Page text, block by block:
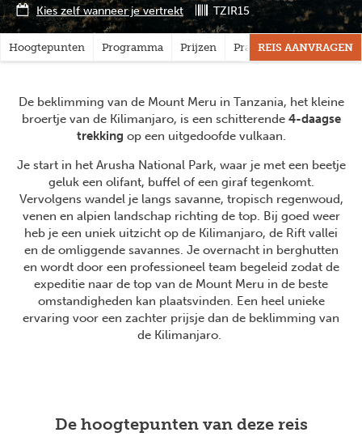
Kies zelf wanneer je vertrekt
TZIR15
Hoogtepunten Programma Prijzen Praktisch Vragen?
REIS AANVRAGEN
De beklimming van de Mount Meru in Tanzania, het kleine
broertje van de Kilimanjaro, is een schitterende 4-daagse
trekking op een uitgedoofde vulkaan.
Je start in het Arusha National Park, waar je met een beetje
geluk een olifant, buffel of een giraf tegenkomt.
Vervolgens wandel je langs savanne, tropisch regenwoud,
venen en alpien landschap richting de top. Bij goed weer
heb je een uniek uitzicht op de Kilimanjaro, de Rift vallei
en de omliggende savannes. Je overnacht in berghutten
en wordt door een professioneel team begeleid zodat de
expeditie naar de top van de Mount Meru in de beste
omstandigheden kan plaatsvinden. Een heel unieke
ervaring voor een zachter prijsje dan de beklimming van
de Kilimanjaro.
De hoogtepunten van deze reis